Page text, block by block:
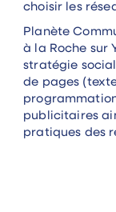
choisir les
Planète
à la Roche sur
stratégie
de pages
publicitaires
pratiques des